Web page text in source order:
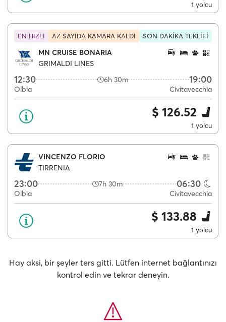
1 yolcu
EN HIZLI AZ SAYIDA KAMARA KALDI SON DAKİKA TEKLİFİ
MN CRUISE BONARIA
GRIMALDI LINES
12:30 6h 30m 19:00
Olbia Civitavecchia
$ 126.52
1 yolcu
VINCENZO FLORIO
TIRRENIA
23:00 7h 30m 06:30
Olbia Civitavecchia
$ 133.88
1 yolcu
Hay aksi, bir şeyler ters gitti. Lütfen internet bağlantınızı
kontrol edin ve tekrar deneyin.